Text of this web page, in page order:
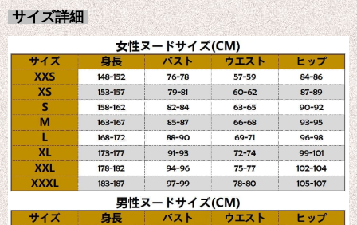
サイズ詳細